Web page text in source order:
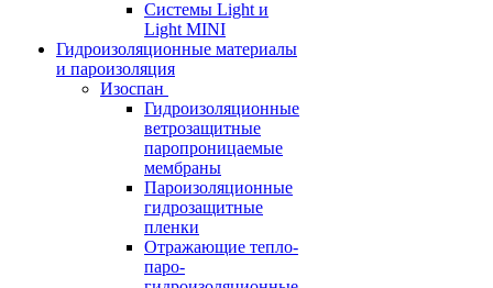
Системы Light и
Light MINI
Гидроизоляционные материалы
и пароизоляция
Изоспан
Гидроизоляционные
ветрозащитные
паропроницаемые
мембраны
Пароизоляционные
гидрозащитные
пленки
Отражающие тепло-
паро-